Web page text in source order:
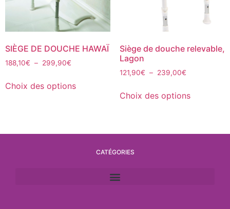
SIÈGE DE DOUCHE HAWAÏ
188,10€ – 299,90€
Choix des options
Siège de douche relevable,
Lagon
121,90€ – 239,00€
Choix des options
CATÉGORIES